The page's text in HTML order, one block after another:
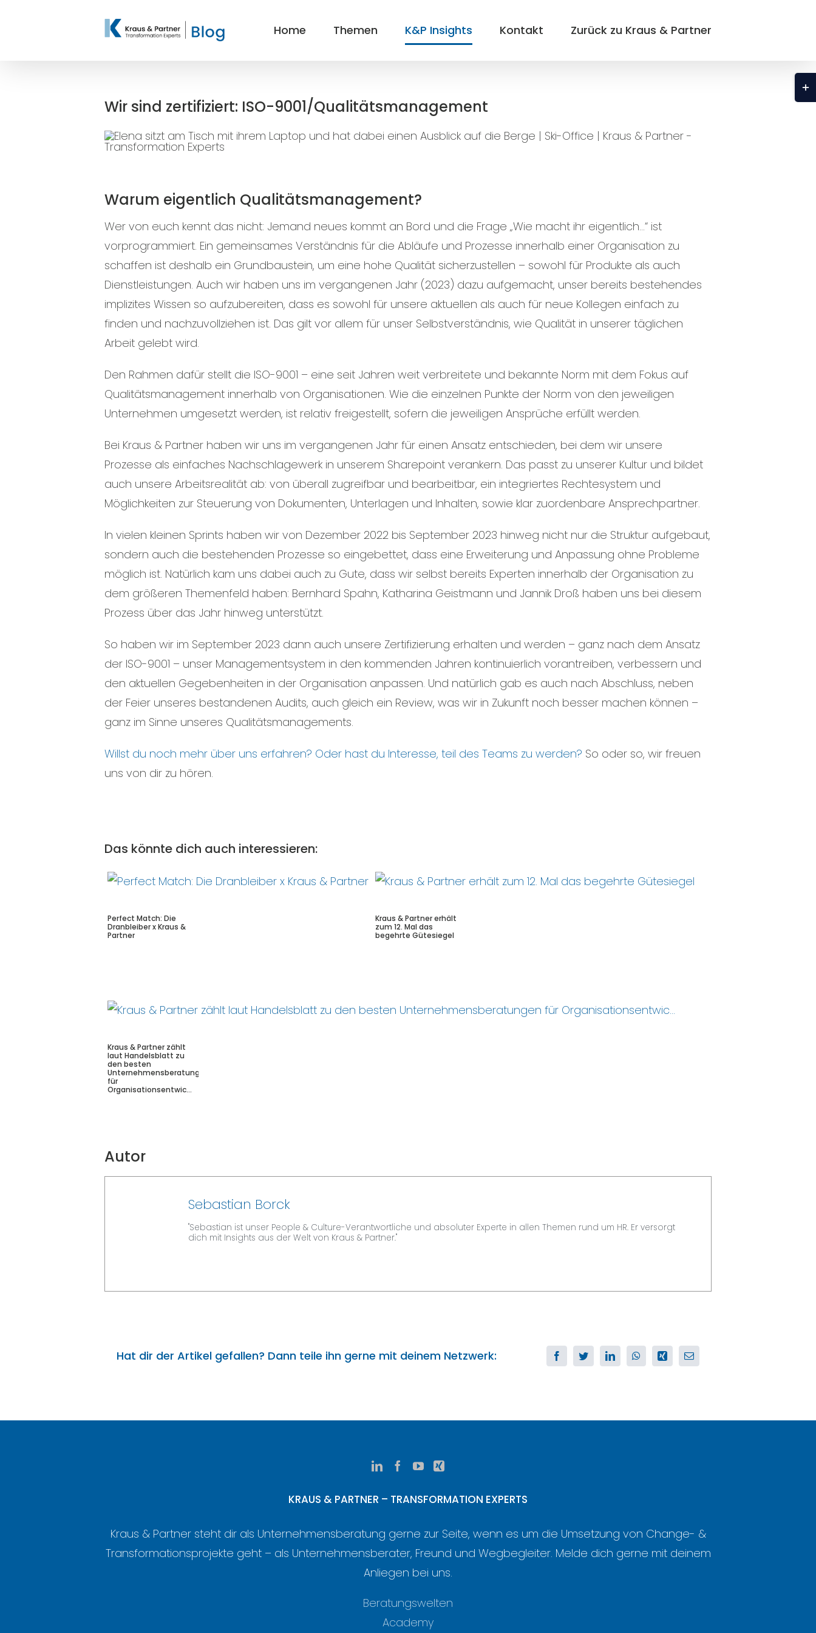
Home Themen K&P Insights Kontakt Zurück zu Kraus & Partner
Wir sind zertifiziert: ISO-9001/Qualitätsmanagement
Warum eigentlich Qualitätsmanagement?
Wer von euch kennt das nicht: Jemand neues kommt an Bord und die Frage „Wie macht ihr eigentlich…“ ist
vorprogrammiert. Ein gemeinsames Verständnis für die Abläufe und Prozesse innerhalb einer Organisation zu
schaffen ist deshalb ein Grundbaustein, um eine hohe Qualität sicherzustellen – sowohl für Produkte als auch
Dienstleistungen. Auch wir haben uns im vergangenen Jahr (2023) dazu aufgemacht, unser bereits bestehendes
implizites Wissen so aufzubereiten, dass es sowohl für unsere aktuellen als auch für neue Kollegen einfach zu
finden und nachzuvollziehen ist. Das gilt vor allem für unser Selbstverständnis, wie Qualität in unserer täglichen
Arbeit gelebt wird.
Den Rahmen dafür stellt die ISO-9001 – eine seit Jahren weit verbreitete und bekannte Norm mit dem Fokus auf
Qualitätsmanagement innerhalb von Organisationen. Wie die einzelnen Punkte der Norm von den jeweiligen
Unternehmen umgesetzt werden, ist relativ freigestellt, sofern die jeweiligen Ansprüche erfüllt werden.
Bei Kraus & Partner haben wir uns im vergangenen Jahr für einen Ansatz entschieden, bei dem wir unsere
Prozesse als einfaches Nachschlagewerk in unserem Sharepoint verankern. Das passt zu unserer Kultur und bildet
auch unsere Arbeitsrealität ab: von überall zugreifbar und bearbeitbar, ein integriertes Rechtesystem und
Möglichkeiten zur Steuerung von Dokumenten, Unterlagen und Inhalten, sowie klar zuordenbare Ansprechpartner.
In vielen kleinen Sprints haben wir von Dezember 2022 bis September 2023 hinweg nicht nur die Struktur aufgebaut,
sondern auch die bestehenden Prozesse so eingebettet, dass eine Erweiterung und Anpassung ohne Probleme
möglich ist. Natürlich kam uns dabei auch zu Gute, dass wir selbst bereits Experten innerhalb der Organisation zu
dem größeren Themenfeld haben: Bernhard Spahn, Katharina Geistmann und Jannik Droß haben uns bei diesem
Prozess über das Jahr hinweg unterstützt.
So haben wir im September 2023 dann auch unsere Zertifizierung erhalten und werden – ganz nach dem Ansatz
der ISO-9001 – unser Managementsystem in den kommenden Jahren kontinuierlich vorantreiben, verbessern und
den aktuellen Gegebenheiten in der Organisation anpassen. Und natürlich gab es auch nach Abschluss, neben
der Feier unseres bestandenen Audits, auch gleich ein Review, was wir in Zukunft noch besser machen können –
ganz im Sinne unseres Qualitätsmanagements.
Willst du noch mehr über uns erfahren? Oder hast du Interesse, teil des Teams zu werden? So oder so, wir freuen
uns von dir zu hören.
Das könnte dich auch interessieren:
Perfect Match: Die
Dranbleiber x Kraus &
Partner
Kraus & Partner erhält
zum 12. Mal das
begehrte Gütesiegel
Kraus & Partner zählt
laut Handelsblatt zu
den besten
Unternehmensberatungen
für
Organisationsentwic...
Autor
Sebastian Borck
"Sebastian ist unser People & Culture-Verantwortliche und absoluter Experte in allen Themen rund um HR. Er versorgt
dich mit Insights aus der Welt von Kraus & Partner."
Hat dir der Artikel gefallen? Dann teile ihn gerne mit deinem Netzwerk: FacebookTwitterLinkedInWhatsApp
Xing
E-
KRAUS & PARTNER – TRANSFORMATION EXPERTS
Kraus & Partner steht dir als Unternehmensberatung gerne zur Seite, wenn es um die Umsetzung von Change- &
Transformationsprojekte geht – als Unternehmensberater, Freund und Wegbegleiter. Melde dich gerne mit deinem
Anliegen bei uns.
Beratungswelten
Academy